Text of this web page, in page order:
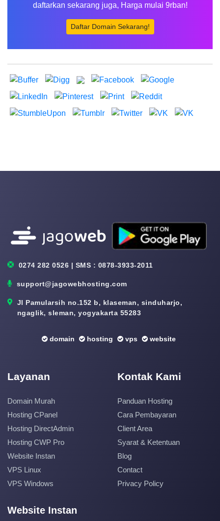
daftarkan sekarang juga, Harga mulai 9rban!
Daftar Domain Sekarang!
0274 282 0526 | SMS : 0878-3933-2011
support@jagowebhosting.com
Jl Pamularsih no.152 b, klaseman, sinduharjo,
ngaglik, sleman, yogyakarta 55283
domain hosting vps website
Layanan
Domain Murah
Hosting CPanel
Hosting DirectAdmin
Hosting CWP Pro
Website Instan
VPS Linux
VPS Windows
Kontak Kami
Panduan Hosting
Cara Pembayaran
Client Area
Syarat & Ketentuan
Blog
Contact
Privacy Policy
Website Instan